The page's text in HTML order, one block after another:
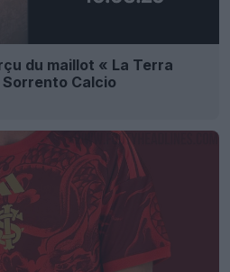
du maillot « La Terra
Calcio